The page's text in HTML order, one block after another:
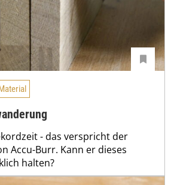
- das verspricht der
Accu-Burr. Kann er dieses
halten?